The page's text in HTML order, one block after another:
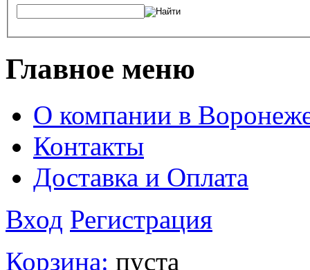
Главное меню
О компании в
Контакты
Доставка и Оплата
Вход Регистрация
Корзина: пуста